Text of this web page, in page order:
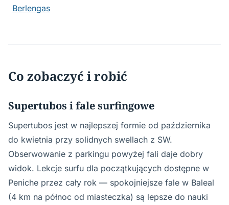
Berlengas
Co zobaczyć i robić
Supertubos i fale surfingowe
Supertubos jest w najlepszej formie od października
do kwietnia przy solidnych swellach z SW.
Obserwowanie z parkingu powyżej fali daje dobry
widok. Lekcje surfu dla początkujących dostępne w
Peniche przez cały rok — spokojniejsze fale w Baleal
(4 km na północ od miasteczka) są lepsze do nauki